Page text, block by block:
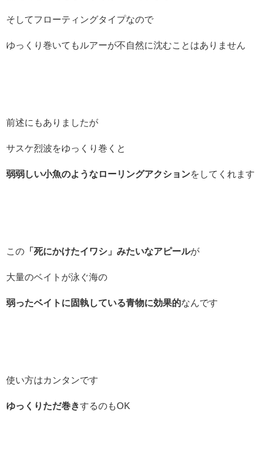
そしてフローティングタイプなので
ゆっくり巻いてもルアーが不自然に沈むことはありません
前述にもありましたが
サスケ烈波をゆっくり巻くと
弱弱しい小魚のようなローリングアクションをしてくれます
この 「死にかけたイワシ」みたいなアピールが
大量のベイトが泳ぐ海の
弱ったベイトに固執している青物に効果的なんです
使い方はカンタンです
ゆっくりただ巻きするのもOK